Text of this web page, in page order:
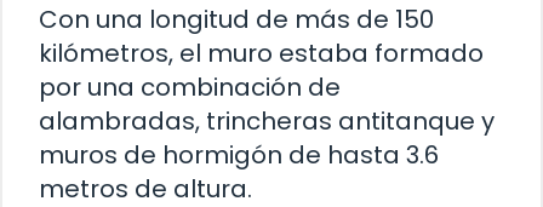
Con una longitud de más de 150
kilómetros, el muro estaba formado
por una combinación de
alambradas, trincheras antitanque y
muros de hormigón de hasta 3.6
metros de altura.